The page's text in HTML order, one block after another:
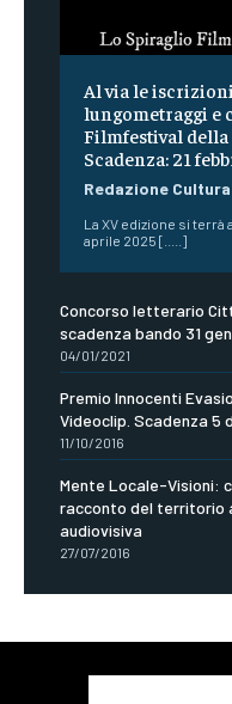
Al via le
lungometraggi e
Filmfestival della
Scadenza: 21
Redazione Cultura
La XV edizione si terrà
aprile 2025 [.....]
Concorso letterario
scadenza bando 31
04/01/2021
Premio Innocenti
Videoclip. Scadenza 5
11/10/2016
Mente Locale-Visioni:
racconto del territorio
audiovisiva
27/07/2016